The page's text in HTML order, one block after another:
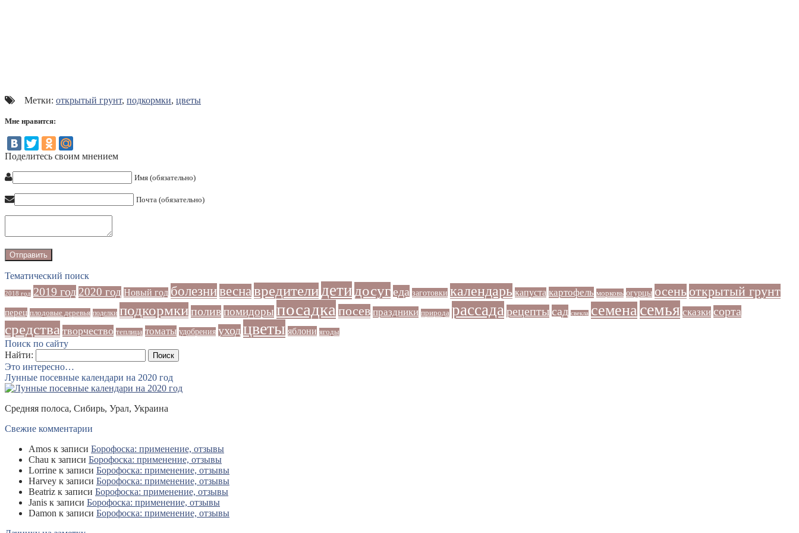
Метки: открытый грунт, подкормки, цветы
Мне нравится:
Поделитесь своим мнением
Имя (обязательно)
Почта (обязательно)
Тематический поиск
2018 год 2019 год 2020 год Новый год болезнивесна вредители дети досугеда заготовки календарь капуста картофель морковь огурцы осень открытый грунт
перец плодовые деревья поделки подкормкиполивпомидоры посадка посев праздники природа рассада рецептысад свекла семена семья сказки сорта
средства творчество теплица томаты удобрения уходцветы яблони ягоды
Поиск по сайту
Найти:
Это интересно…
Лунные посевные календари на 2020 год
Средняя полоса, Сибирь, Урал, Украина
Свежие комментарии
Amos к записи Борофоска: применение, отзывы
Chau к записи Борофоска: применение, отзывы
Lorrine к записи Борофоска: применение, отзывы
Harvey к записи Борофоска: применение, отзывы
Beatriz к записи Борофоска: применение, отзывы
Janis к записи Борофоска: применение, отзывы
Damon к записи Борофоска: применение, отзывы